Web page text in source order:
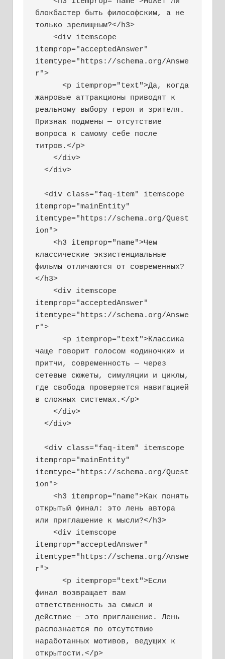
блокбастер быть философским, а не
только зрелищным?</h3>
    <div itemscope
itemprop="acceptedAnswer"
itemtype="https://schema.org/Answe
r">
      <p itemprop="text">Да, когда
жанровые аттракционы приводят к
реальному выбору героя и зрителя.
Признак подмены — отсутствие
вопроса к самому себе после
титров.</p>
    </div>
  </div>
  <div class="faq-item" itemscope
itemprop="mainEntity"
itemtype="https://schema.org/Quest
ion">
    <h3 itemprop="name">Чем
классические экзистенциальные
фильмы отличаются от современных?
</h3>
    <div itemscope
itemprop="acceptedAnswer"
itemtype="https://schema.org/Answe
r">
      <p itemprop="text">Классика
чаще говорит голосом «одиночки» и
притчи, современность — через
сетевые сюжеты, симуляции и циклы,
где свобода проверяется навигацией
в сложных системах.</p>
    </div>
  </div>
  <div class="faq-item" itemscope
itemprop="mainEntity"
itemtype="https://schema.org/Quest
ion">
    <h3 itemprop="name">Как понять
открытый финал: это лень автора
или приглашение к мысли?</h3>
    <div itemscope
itemprop="acceptedAnswer"
itemtype="https://schema.org/Answe
r">
      <p itemprop="text">Если
финал возвращает вам
ответственность за смысл и
действие — это приглашение. Лень
распознается по отсутствию
наработанных мотивов, ведущих к
открытости.</p>